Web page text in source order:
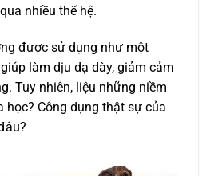
nhiều thế hệ.
được sử dụng như một
làm dịu dạ dày, giảm cảm
Tuy nhiên, liệu những niềm
học? Công dụng thật sự của